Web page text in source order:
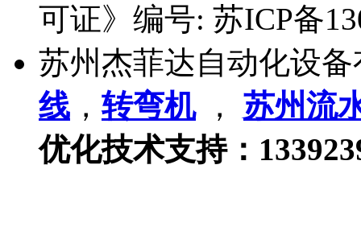
可证》编号: 苏ICP备
苏州杰菲达自动化设
线 ， 转弯机， 苏州流
优化技术支持：